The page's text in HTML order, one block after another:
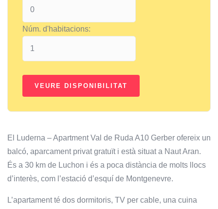
Núm. d'habitacions:
El Luderna – Apartment Val de Ruda A10 Gerber ofereix un
balcó, aparcament privat gratuït i està situat a Naut Aran.
És a 30 km de Luchon i és a poca distància de molts llocs
d’interès, com l’estació d’esquí de Montgenevre.
L’apartament té dos dormitoris, TV per cable, una cuina